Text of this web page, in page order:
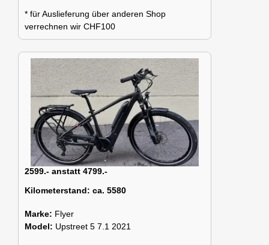
* für Auslieferung über anderen Shop
verrechnen wir CHF100
2599.- anstatt 4799.-
Kilometerstand: ca. 5580
Marke: Flyer
Model: Upstreet 5 7.1 2021